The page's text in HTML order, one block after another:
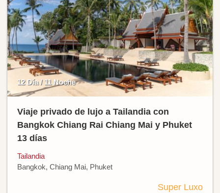
12 Día / 11 Noche
Viaje privado de lujo a Tailandia con
Bangkok Chiang Rai Chiang Mai y Phuket
13 días
Tailandia
Bangkok, Chiang Mai, Phuket
Super Luxo